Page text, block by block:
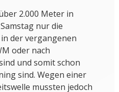
2.000 Meter in
nur die
der vergangenen
oder nach
und somit schon
sind. Wegen einer
mussten jedoch